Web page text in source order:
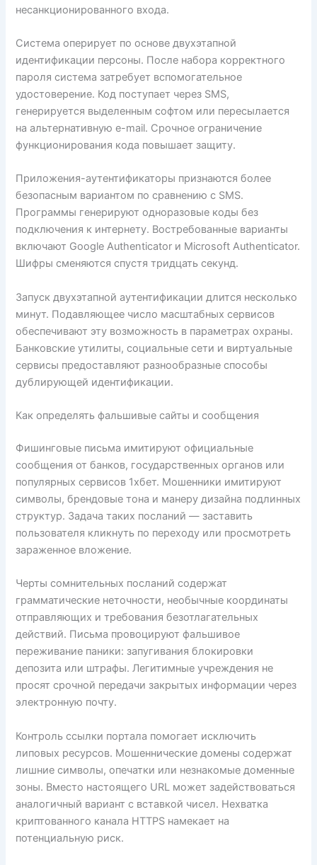
несанкционированного входа.
Система оперирует по основе двухэтапной
идентификации персоны. После набора корректного
пароля система затребует вспомогательное
удостоверение. Код поступает через SMS,
генерируется выделенным софтом или пересылается
на альтернативную e-mail. Срочное ограничение
функционирования кода повышает защиту.
Приложения-аутентификаторы признаются более
безопасным вариантом по сравнению с SMS.
Программы генерируют одноразовые коды без
подключения к интернету. Востребованные варианты
включают Google Authenticator и Microsoft Authenticator.
Шифры сменяются спустя тридцать секунд.
Запуск двухэтапной аутентификации длится несколько
минут. Подавляющее число масштабных сервисов
обеспечивают эту возможность в параметрах охраны.
Банковские утилиты, социальные сети и виртуальные
сервисы предоставляют разнообразные способы
дублирующей идентификации.
Как определять фальшивые сайты и сообщения
Фишинговые письма имитируют официальные
сообщения от банков, государственных органов или
популярных сервисов 1хбет. Мошенники имитируют
символы, брендовые тона и манеру дизайна подлинных
структур. Задача таких посланий — заставить
пользователя кликнуть по переходу или просмотреть
зараженное вложение.
Черты сомнительных посланий содержат
грамматические неточности, необычные координаты
отправляющих и требования безотлагательных
действий. Письма провоцируют фальшивое
переживание паники: запугивания блокировки
депозита или штрафы. Легитимные учреждения не
просят срочной передачи закрытых информации через
электронную почту.
Контроль ссылки портала помогает исключить
липовых ресурсов. Мошеннические домены содержат
лишние символы, опечатки или незнакомые доменные
зоны. Вместо настоящего URL может задействоваться
аналогичный вариант с вставкой чисел. Нехватка
криптованного канала HTTPS намекает на
потенциальную риск.